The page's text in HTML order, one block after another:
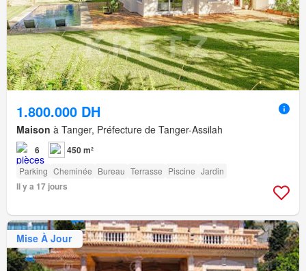
1.800.000 DH
Maison à Tanger, Préfecture de Tanger-Assilah
6 450 m²
Parking Cheminée Bureau Terrasse Piscine Jardin
Il y a 17 jours
Mise À Jour